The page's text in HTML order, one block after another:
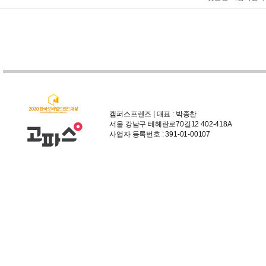
캠퍼스프렌즈 | 대표 : 박종찬
서울 강남구 테헤란로70길12 402-418A
사업자 등록번호 : 391-01-00107